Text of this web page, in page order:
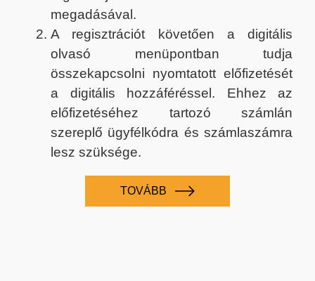
megadásával.
A regisztrációt követően a digitális
olvasó menüpontban tudja
összekapcsolni nyomtatott előfizetését
a digitális hozzáféréssel. Ehhez az
előfizetéséhez tartozó számlán
szereplő ügyfélkódra és számlaszámra
lesz szüksége.
TOVÁBB